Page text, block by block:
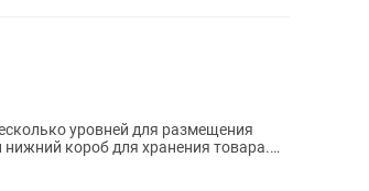
уровней для размещения
короб для хранения товара.